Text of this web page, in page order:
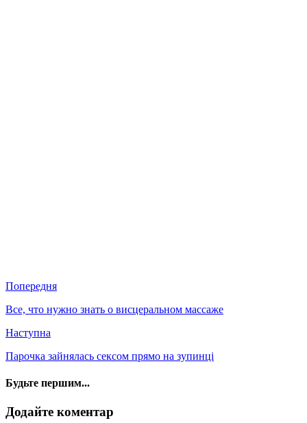
Попередня
Все, что нужно знать о висцеральном массаже
Наступна
Парочка зайнялась сексом прямо на зупинці
Будьте першим...
Додайте коментар